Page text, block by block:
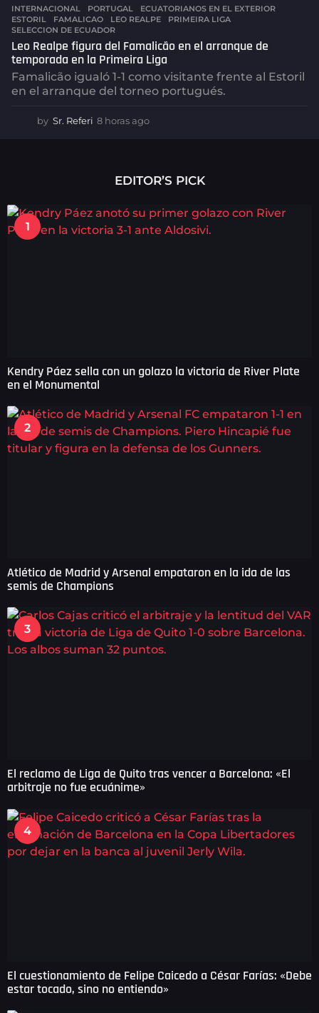
INTERNACIONAL ,PORTUGAL ECUATORIANOS EN EL EXTERIOR
ESTORIL
,FAMALICAO ,LEO REALPE ,PRIMEIRA LIGA
SELECCION DE ECUADOR
Leo Realpe figura del Famalicão en el arranque de
temporada en la Primeira Liga
Famalicão igualó 1-1 como visitante frente al Estoril
en el arranque del torneo portugués.
by Sr. Referi 8 horas ago
a
s
g
o
EDITOR’S PICK
1
Kendry Páez sella con un golazo la victoria de River Plate
en el Monumental
2
Atlético de Madrid y Arsenal empataron en la ida de las
semis de Champions
3
El reclamo de Liga de Quito tras vencer a Barcelona: «El
arbitraje no fue ecuánime»
4
El cuestionamiento de Felipe Caicedo a César Farías: «Debe
estar tocado, sino no entiendo»